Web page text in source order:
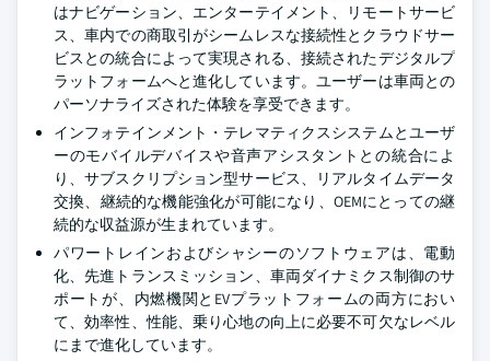
はナビゲーション、エンターテイメント、リモートサービ
ス、車内での商取引がシームレスな接続性とクラウドサー
ビスとの統合によって実現される、接続されたデジタルプ
ラットフォームへと進化しています。ユーザーは車両との
パーソナライズされた体験を享受できます。
インフォテインメント・テレマティクスシステムとユーザ
ーのモバイルデバイスや音声アシスタントとの統合によ
り、サブスクリプション型サービス、リアルタイムデータ
交換、継続的な機能強化が可能になり、OEMにとっての継
続的な収益源が生まれています。
パワートレインおよびシャシーのソフトウェアは、電動
化、先進トランスミッション、車両ダイナミクス制御のサ
ポートが、内燃機関とEVプラットフォームの両方におい
て、効率性、性能、乗り心地の向上に必要不可欠なレベル
にまで進化しています。